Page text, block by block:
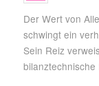
Der Wert von
schwingt ein
Sein Reiz
bilanztechnische